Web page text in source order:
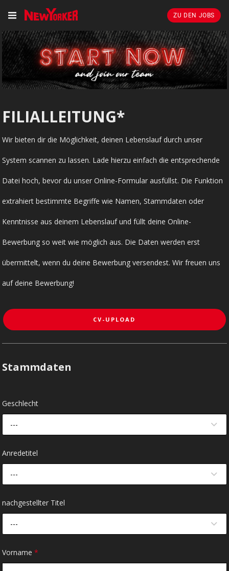
ZU DEN JOBS
FILIALLEITUNG*
Wir bieten dir die Möglichkeit, deinen Lebenslauf durch unser
System scannen zu lassen. Lade hierzu einfach die entsprechende
Datei hoch, bevor du unser Online-Formular ausfüllst. Die Funktion
extrahiert bestimmte Begriffe wie Namen, Stammdaten oder
Kenntnisse aus deinem Lebenslauf und füllt deine Online-
Bewerbung so weit wie möglich aus. Die Daten werden erst
übermittelt, wenn du deine Bewerbung versendest. Wir freuen uns
auf deine Bewerbung!
CV-UPLOAD
Stammdaten
Geschlecht
---
Anredetitel
---
nachgestellter Titel
---
Vorname*